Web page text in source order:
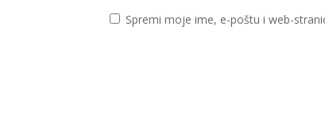
Spremi moje ime, e-poštu i web-